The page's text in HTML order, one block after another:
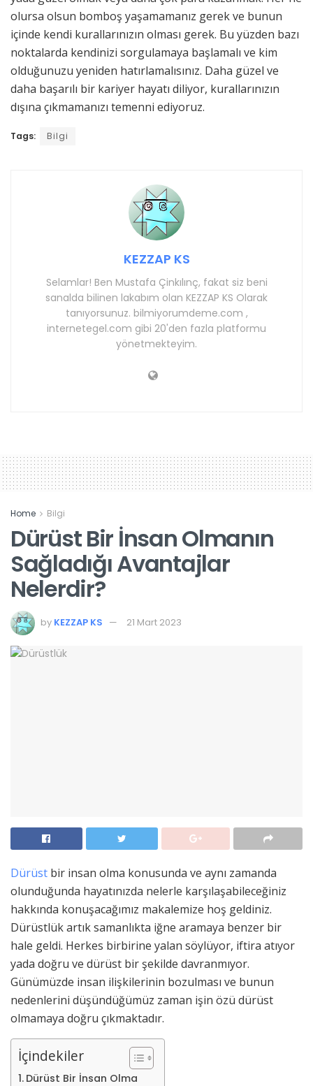
olursa olsun bomboş yaşamamanız gerek ve bunun
içinde kendi kurallarınızın olması gerek. Bu yüzden bazı
noktalarda kendinizi sorgulamaya başlamalı ve kim
olduğunuzu yeniden hatırlamalısınız. Daha güzel ve
daha başarılı bir kariyer hayatı diliyor, kurallarınızın
dışına çıkmamanızı temenni ediyoruz.
Tags: Bilgi
KEZZAP KS
Selamlar! Ben Mustafa Çinkılınç, fakat siz beni
sanalda bilinen lakabım olan KEZZAP KS Olarak
tanıyorsunuz. bilmiyorumdeme.com ,
internetegel.com gibi 20'den fazla platformu
yönetmekteyim.
Home Bilgi
Dürüst Bir İnsan Olmanın
Sağladığı Avantajlar
Nelerdir?
by KEZZAP KS 21 Mart 2023
Dürüst bir insan olma konusunda ve aynı zamanda
olunduğunda hayatınızda nelerle karşılaşabileceğiniz
hakkında konuşacağımız makalemize hoş geldiniz.
Dürüstlük artık samanlıkta iğne aramaya benzer bir
hale geldi. Herkes birbirine yalan söylüyor, iftira atıyor
yada doğru ve dürüst bir şekilde davranmıyor.
Günümüzde insan ilişkilerinin bozulması ve bunun
nedenlerini düşündüğümüz zaman işin özü dürüst
olmamaya doğru çıkmaktadır.
İçindekiler
Dürüst Bir İnsan Olma